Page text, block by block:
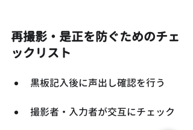
再撮影・是正を防ぐためのチェ
ックリスト
黒板記入後に声出し確認を行う
撮影者・入力者が交互にチェック